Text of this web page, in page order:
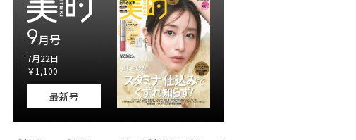
9月号
7月22日
￥1,100
最新号